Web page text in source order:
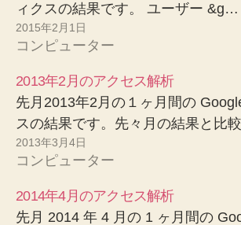
ィクスの結果です。 ユーザー &g…
2015年2月1日
コンピューター
2013年2月のアクセス解析
先月2013年2月の１ヶ月間の
スの結果です。先々月の結果と比
2013年3月4日
コンピューター
2014年4月のアクセス解析
先月 2014 年 4 月の 1 ヶ月間の